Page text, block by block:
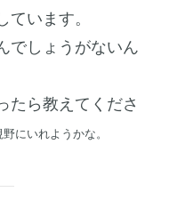
います。
でしょうがないん
たら教えてくださ
にいれようかな。